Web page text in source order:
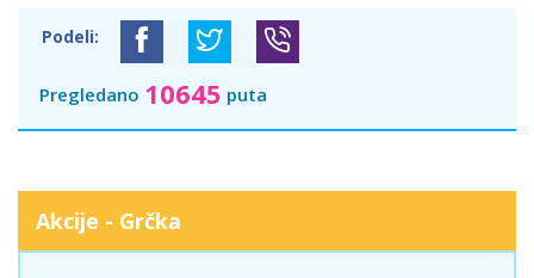
Podeli:
Pregledano 10645 puta
Akcije - Grčka